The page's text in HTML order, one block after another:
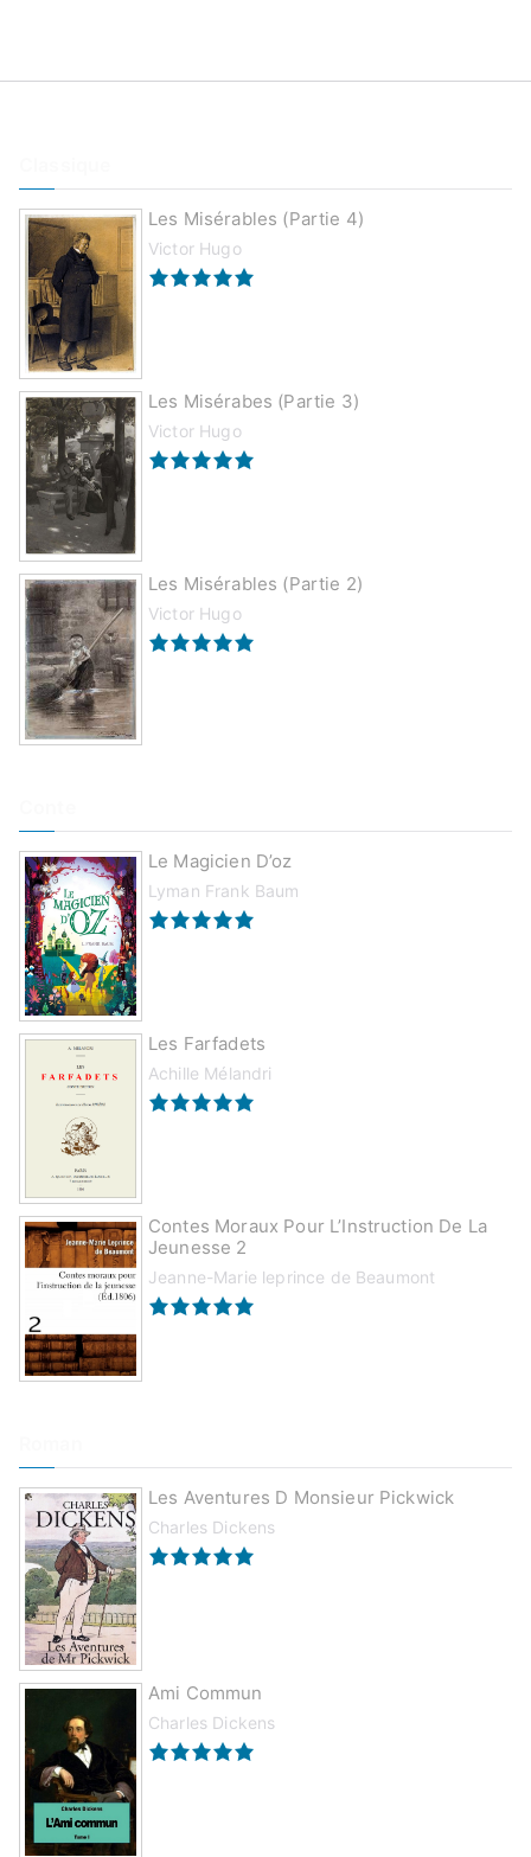
Les Misérables (partie 4)
Victor Hugo
Les Misérabes (partie 3)
Victor Hugo
Les Misérables (partie 2)
Victor Hugo
Le Magicien D’oz
Lyman Frank Baum
Les Farfadets
Achille Mélandri
Contes Moraux Pour L’Instruction De La
Jeunesse 2
Jeanne-Marie leprince de Beaumont
Les Aventures D Monsieur Pickwick
Charles Dickens
Ami Commun
Charles Dickens